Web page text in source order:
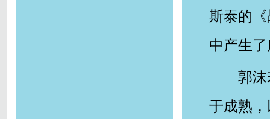
斯泰的
中产生
郭沫
于成熟